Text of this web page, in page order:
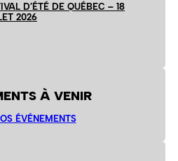
D’ÉTÉ DE QUÉBEC – 18
2026
À VENIR
ÉVÉNEMENTS